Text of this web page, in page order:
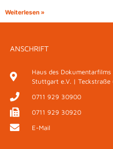
Weiterlesen »
ANSCHRIFT
Haus des Dokumentarfilms
Stuttgart e.V. |
0711 929 30900
0711 929 30920
E-Mail